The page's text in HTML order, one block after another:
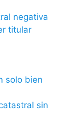
negativa
titular
solo bien
sin